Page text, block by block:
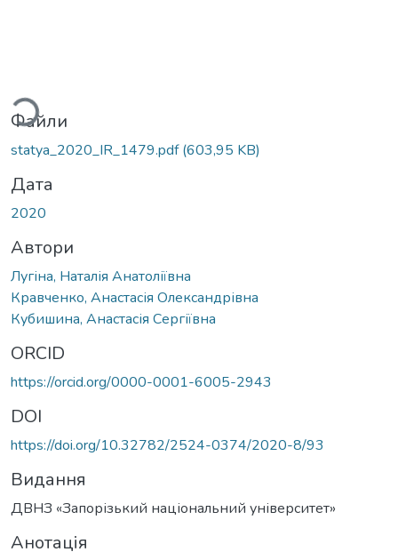
Вантажиться...
Файли
statya_2020_IR_1479.pdf(603,95 KB)
Дата
2020
Автори
Лугіна, Наталія Анатоліївна
Кравченко, Анастасія Олександрівна
Кубишина, Анастасія Сергіївна
ORCID
https://orcid.org/0000-0001-6005-2943
DOI
https://doi.org/10.32782/2524-0374/2020-8/93
Видання
ДВНЗ «Запорізький національний університет»
Анотація